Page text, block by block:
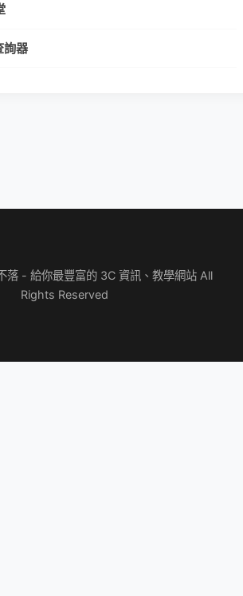
詢器
- 給你最豐富的 3C 資訊、教學網站 All
Rights Reserved